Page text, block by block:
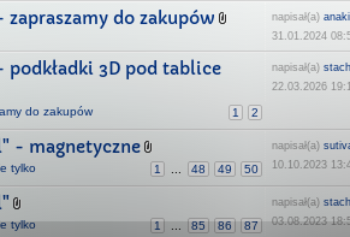
zapraszamy do zakupów napisał(a)
31.01.2024
podkładki 3D pod tablice
1 2
do zakupów
napisał(a)
22.03.2026
- magnetyczne
1 ... 48 49 50
tylko
napisał(a)
10.10.2023
1 ... 85 86 87
tylko
napisał(a)
03.08.2023